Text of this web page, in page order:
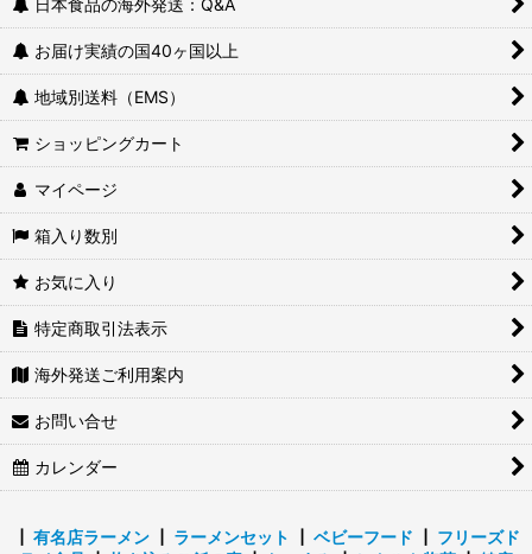
日本食品の海外発送：Q&A
お届け実績の国40ヶ国以上
地域別送料（EMS）
ショッピングカート
マイページ
箱入り数別
お気に入り
特定商取引法表示
海外発送ご利用案内
お問い合せ
カレンダー
有名店ラーメン┃ ラーメンセット ベビーフード
フリーズド